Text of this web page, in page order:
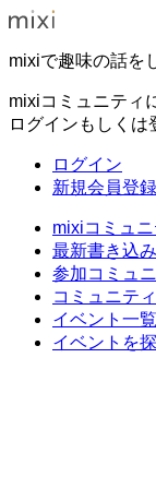
mixiで趣味の話を
mixiコミュニティ
ログインもしくは
ログイン
新規会員登録
mixiコミュ
最新書き込み
参加コミュ
コミュニテ
イベント一覧
イベントを